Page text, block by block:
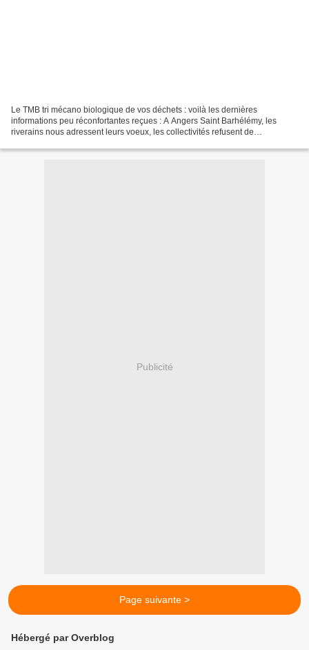
Le TMB tri mécano biologique de vos déchets : voilà les dernières
informations peu réconfortantes reçues : A Angers Saint Barhélémy, les
riverains nous adressent leurs voeux, les collectivités refusent de
Publicité
Page suivante >
Hébergé par Overblog